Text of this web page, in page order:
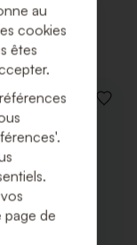
au
cookies
êtes
page de